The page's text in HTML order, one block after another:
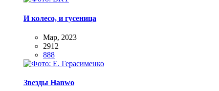
И колесо, и гусеница
Мар, 2023
2912
888
Звезды Hanwo